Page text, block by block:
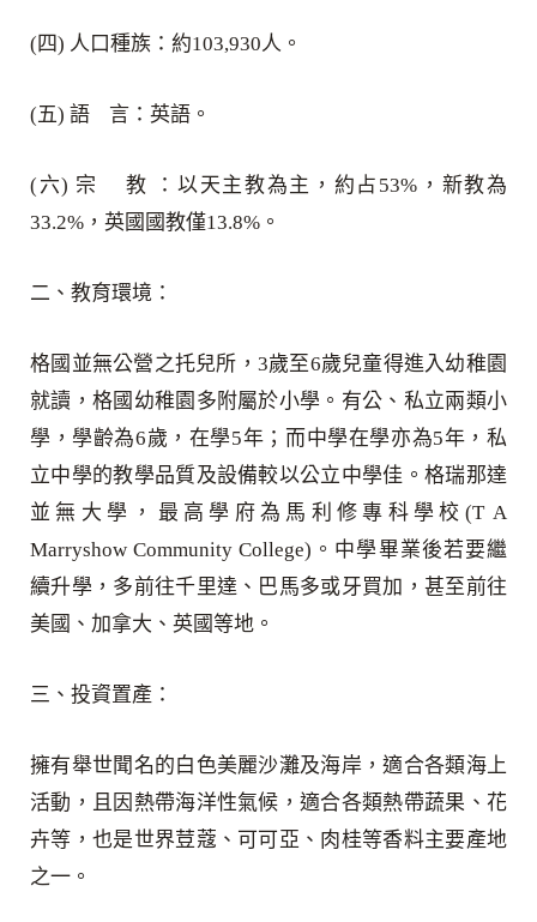
(四) 人口種族：約103,930人。
(五) 語 言：英語。
(六) 宗 教 ：以天主教為主，約占53%，新教為
33.2%，英國國教僅13.8%。
二、教育環境：
格國並無公營之托兒所，3歲至6歲兒童得進入幼稚園
就讀，格國幼稚園多附屬於小學。有公、私立兩類小
學，學齡為6歲，在學5年；而中學在學亦為5年，私
立中學的教學品質及設備較以公立中學佳。格瑞那達
並無大學，最高學府為馬利修專科學校(T A
Marryshow Community College)。中學畢業後若要繼
續升學，多前往千里達、巴馬多或牙買加，甚至前往
美國、加拿大、英國等地。
三、投資置產：
擁有舉世聞名的白色美麗沙灘及海岸，適合各類海上
活動，且因熱帶海洋性氣候，適合各類熱帶蔬果、花
卉等，也是世界荳蔻、可可亞、肉桂等香料主要產地
之一。